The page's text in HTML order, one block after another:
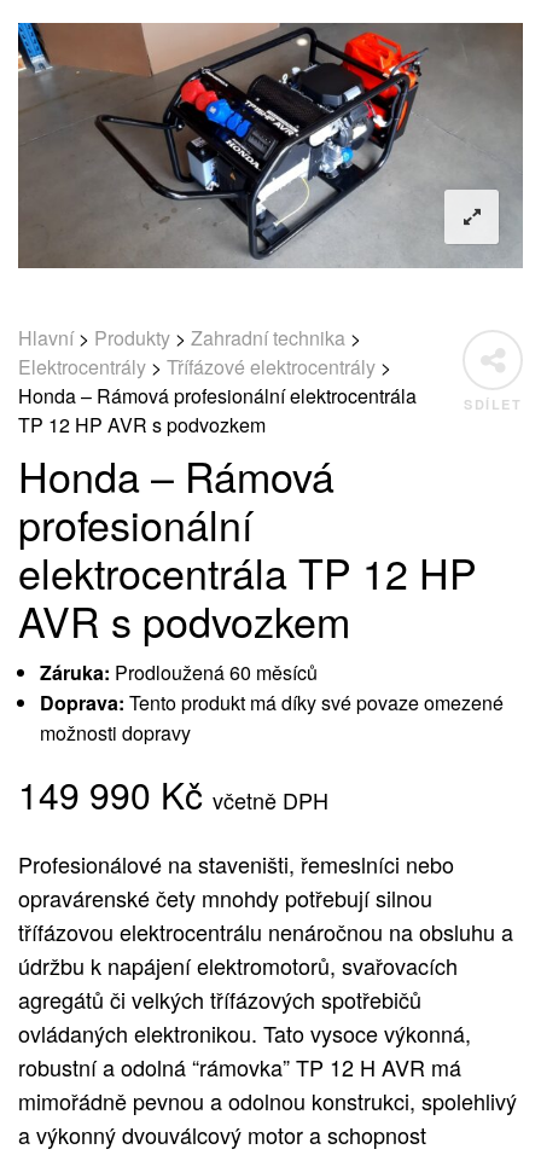
SDÍLET
Hlavní> Produkty > Zahradní technika >
Elektrocentrály > Třífázové elektrocentrály >
Honda – Rámová profesionální elektrocentrála
TP 12 HP AVR s podvozkem
Honda – Rámová
profesionální
elektrocentrála TP 12 HP
AVR s podvozkem
Záruka: Prodloužená 60 měsíců
Doprava: Tento produkt má díky své povaze omezené
možnosti dopravy
149 990 Kč včetně DPH
Profesionálové na staveništi, řemeslníci nebo
opravárenské čety mnohdy potřebují silnou
třífázovou elektrocentrálu nenáročnou na obsluhu a
údržbu k napájení elektromotorů, svařovacích
agregátů či velkých třífázových spotřebičů
ovládaných elektronikou. Tato vysoce výkonná,
robustní a odolná “rámovka” TP 12 H AVR má
mimořádně pevnou a odolnou konstrukci, spolehlivý
a výkonný dvouválcový motor a schopnost